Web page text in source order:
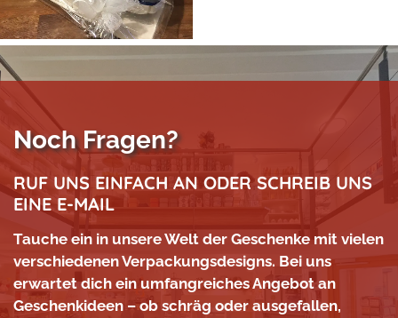
Noch Fragen?
RUF UNS EINFACH AN ODER SCHREIB UNS
EINE E-MAIL
Tauche ein in unsere Welt der Geschenke mit vielen
verschiedenen Verpackungsdesigns. Bei uns
erwartet dich ein umfangreiches Angebot an
Geschenkideen – ob schräg oder ausgefallen,